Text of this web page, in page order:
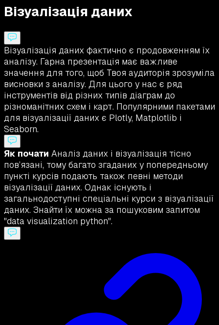
Візуалізація даних
Візуалізація даних фактично є продовженням їх
аналізу. Гарна презентація має важливе
значення для того, щоб Твоя аудиторія зрозуміла
висновки з аналізу. Для цього у нас є ряд
інструментів від різних типів діаграм до
різноманітних схем і карт. Популярними пакетами
для візуалізації даних є Plotly, Matplotlib і
Seaborn.
Як почати Аналіз даних і візуалізація тісно
пов’язані, тому багато згаданих у попередньому
пункті курсів подають також певні методи
візуалізації даних. Однак існують і
загальнодоступні спеціальні курси з візуалізації
даних. Знайти їх можна за пошуковим запитом
"data visualization python".